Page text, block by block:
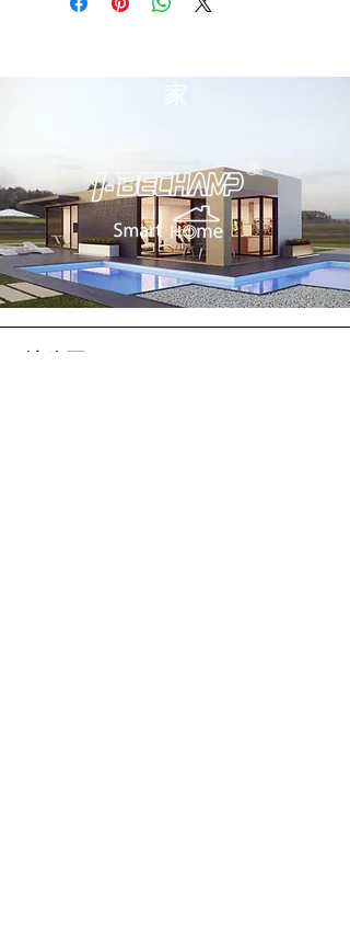
总公司